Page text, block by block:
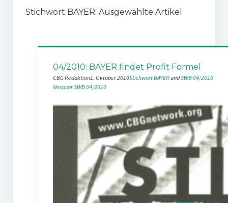
Stichwort BAYER: Ausgewählte Artikel
04/2010: BAYER findet Profit Formel
CBG Redaktion1. Oktober 2010Stichwort BAYER und SWB 04/2010
NexavarSWB 04/2010